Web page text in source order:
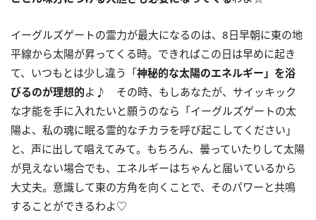
イーグルズゲートの霊力が最大になるのは、 8日早朝に東の地
平線から太陽が昇ってくる時。できればこの日は早めに起き
て、いつもとは少し違う「神秘的な太陽のエネルギー」を浴
びるのが理想的よ♪ その時、もしあなたが、サイッキック
な才能を手に入れたいと願うのなら「イーグルズゲートの太
陽よ、私の魂に眠る霊的なチカラを呼び起こしてください」
と、声に出して唱えてみて。もちろん、曇っていたりして太陽
が見えない場合でも、エネルギーはちゃんと届いているから
大丈夫。意識して東の方角を向くことで、そのパワーと共鳴
することができるわよ♡